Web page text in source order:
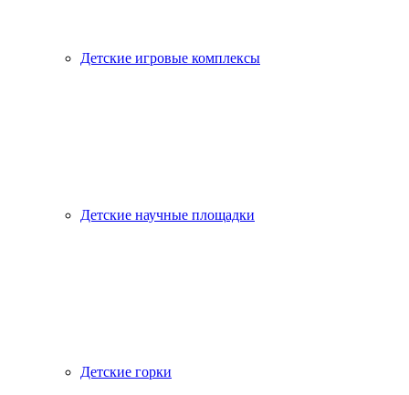
Детские игровые комплексы
Детские научные площадки
Детские горки